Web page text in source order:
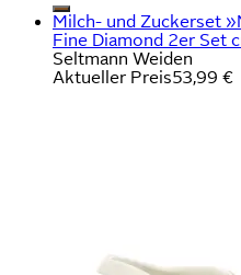
Milch- und Zuckerset
Fine Diamond 2er Set
Seltmann Weiden
Aktueller Preis53,99 €